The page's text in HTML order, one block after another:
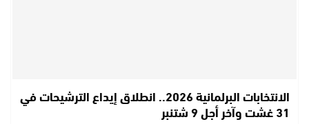
الانتخابات البرلمانية 2026.. انطلاق إيداع الترشيحات في
31 غشت وآخر أجل 9 شتنبر